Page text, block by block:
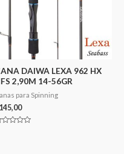
DAIWA LEXA 962 HX
2,90M 14-56GR
para Spinning
145,00